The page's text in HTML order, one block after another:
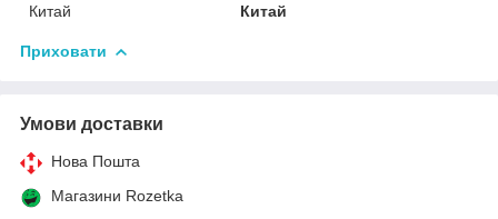
Китай
Китай
Приховати
Умови доставки
Нова Пошта
Магазини Rozetka